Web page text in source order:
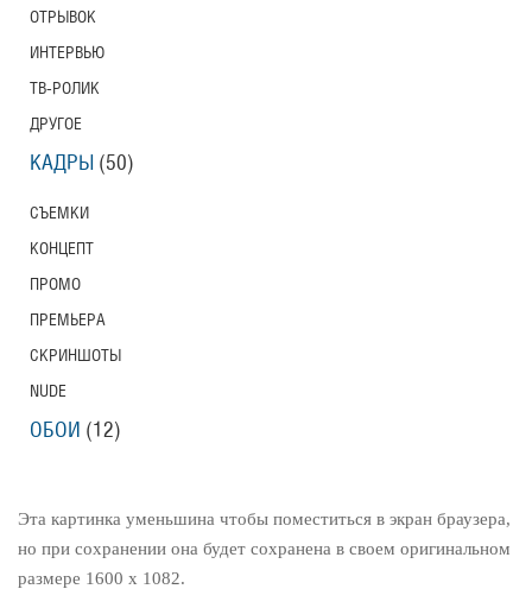
Эта картинка уменьшина чтобы поместиться в экран браузера,
но при сохранении она будет сохранена в своем оригинальном
размере 1600 x 1082.
ОТРЫВОК
ИНТЕРВЬЮ
ТВ-РОЛИК
ДРУГОЕ
КАДРЫ (50)
СЪЕМКИ
КОНЦЕПТ
ПРОМО
ПРЕМЬЕРА
СКРИНШОТЫ
NUDE
ОБОИ (12)